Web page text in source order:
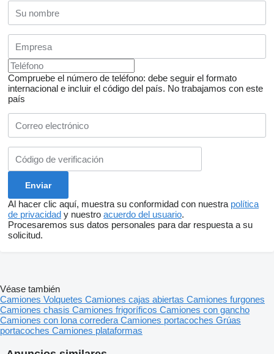
Compruebe el número de teléfono: debe seguir el formato
internacional e incluir el código del país. No trabajamos con este
país
Al hacer clic aquí, muestra su conformidad con nuestra política
de privacidad y nuestro acuerdo del usuario.
Procesaremos sus datos personales para dar respuesta a su
solicitud.
Véase también
Camiones Volquetes Camiones cajas abiertas Camiones furgones
Camiones chasis Camiones frigoríficos Camiones con gancho
Camiones con lona corredera Camiones portacoches Grúas
portacoches Camiones plataformas